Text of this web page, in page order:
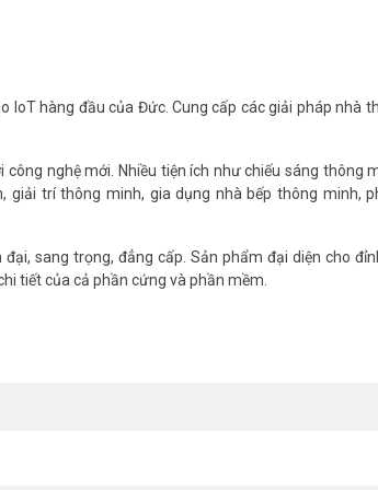
kết hợp cài đặt ngữ cảnh thông minh cùng các
bật/tắt đèn cầu thang…
chuyển động lập tức sáng đèn, đồng thời gửi thông
hàng đầu của Đức. Cung cấp các giải pháp nhà
công nghệ mới. Nhiều tiện ích như chiếu sáng thông
trí thông minh, gia dụng nhà bếp thông minh,
sang trọng, đẳng cấp. Sản phẩm đại diện cho
tiết của cả phần cứng và phần mềm.